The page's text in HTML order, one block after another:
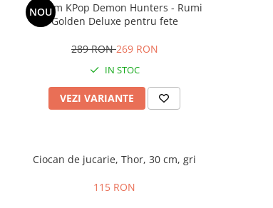
NOU
Costum KPop Demon Hunters - Rumi
Golden Deluxe pentru fete
289 RON269 RON
IN STOC
VEZI VARIANTE
Ciocan de jucarie, Thor, 30 cm, gri
115 RON